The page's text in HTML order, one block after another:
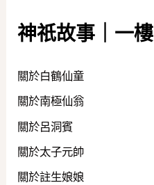
神祇故事｜一樓
關於白鶴仙童
關於南極仙翁
關於呂洞賓
關於太子元帥
關於註生娘娘